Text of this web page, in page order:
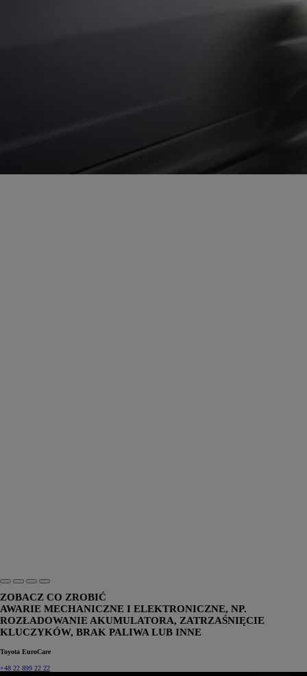
ZOBACZ CO ZROBIĆ
AWARIE MECHANICZNE I ELEKTRONICZNE, NP.
ROZŁADOWANIE AKUMULATORA, ZATRZAŚNIĘCIE
KLUCZYKÓW, BRAK PALIWA LUB INNE
Toyota EuroCare
+48 22 899 22 22